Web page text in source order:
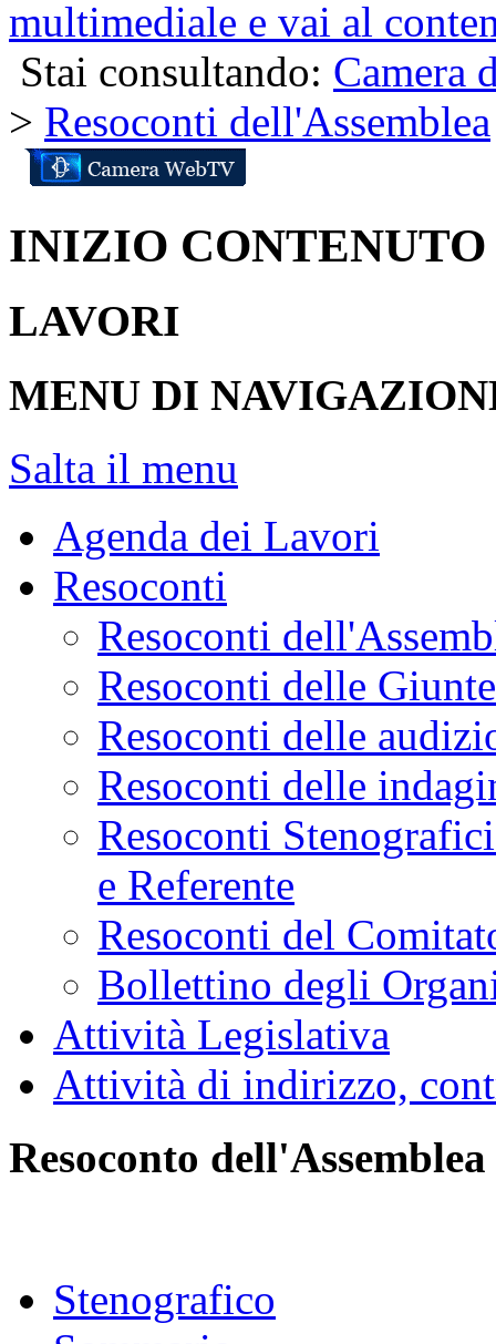
CONTENUTO
multimediale e vai al
Stai consultando:Camera
>Resoconti dell'Assemblea
INIZIO CONTENUTO
LAVORI
MENU DI
Salta il menu
Agenda dei Lavori
Resoconti
Resoconti
Resoconti delle
Resoconti delle
Resoconti delle
Resoconti
e Referente
Resoconti del
Bollettino degli
Attività Legislativa
Attività di indirizzo,